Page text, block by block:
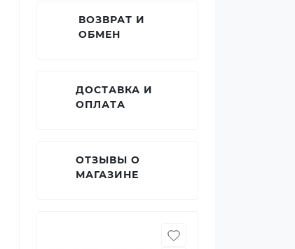
ВОЗВРАТ И
ОБМЕН
ДОСТАВКА И
ОПЛАТА
ОТЗЫВЫ О
МАГАЗИНЕ